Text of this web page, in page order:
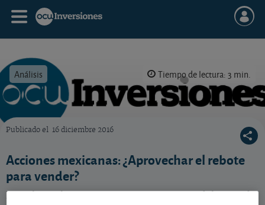
Análisis Tiempo de lectura: 3 min.
Publicado el 16 diciembre 2016
Acciones mexicanas: ¿Aprovechar el rebote
para vender?
La Bolsa y el peso mexicano se recuperan del susto de